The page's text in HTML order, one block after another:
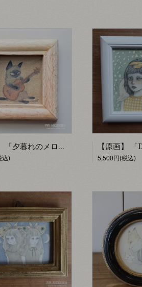
【原画】 「夕暮れのメロディ」 【PiPi ANDERSEN by fumiko】
込) 5,500円(税込)